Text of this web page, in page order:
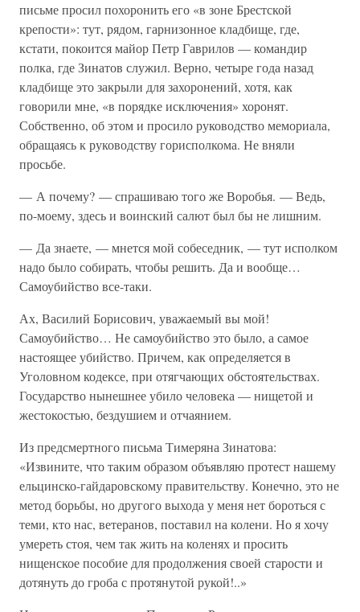
письме просил похоронить его «в зоне Брестской
крепости»: тут, рядом, гарнизонное кладбище, где,
кстати, покоится майор Петр Гаврилов — командир
полка, где Зинатов служил. Верно, четыре года назад
кладбище это закрыли для захоронений, хотя, как
говорили мне, «в порядке исключения» хоронят.
Собственно, об этом и просило руководство мемориала,
обращаясь к руководству горисполкома. Не вняли
просьбе.
— А почему? — спрашиваю того же Воробья. — Ведь,
по-моему, здесь и воинский салют был бы не лишним.
— Да знаете, — мнется мой собеседник, — тут исполком
надо было собирать, чтобы решить. Да и вообще…
Самоубийство все-таки.
Ах, Василий Борисович, уважаемый вы мой!
Самоубийство… Не самоубийство это было, а самое
настоящее убийство. Причем, как определяется в
Уголовном кодексе, при отягчающих обстоятельствах.
Государство нынешнее убило человека — нищетой и
жестокостью, бездушием и отчаянием.
Из предсмертного письма Тимеряна Зинатова:
«Извините, что таким образом объявляю протест нашему
ельцинско-гайдаровскому правительству. Конечно, это не
метод борьбы, но другого выхода у меня нет бороться с
теми, кто нас, ветеранов, поставил на колени. Но я хочу
умереть стоя, чем так жить на коленях и просить
нищенское пособие для продолжения своей старости и
дотянуть до гроба с протянутой рукой!..»